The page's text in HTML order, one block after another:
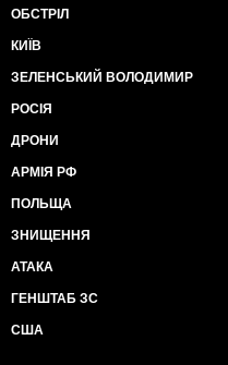
ОБСТРІЛ
КИЇВ
ЗЕЛЕНСЬКИЙ ВОЛОДИМИР
РОСІЯ
ДРОНИ
АРМІЯ РФ
ПОЛЬЩА
ЗНИЩЕННЯ
АТАКА
ГЕНШТАБ ЗС
США